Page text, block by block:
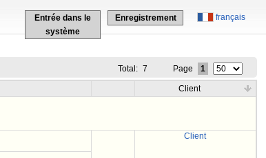
français
Entrée dans le
système
Enregistrement
Total: 7 Page 1
Client
Client